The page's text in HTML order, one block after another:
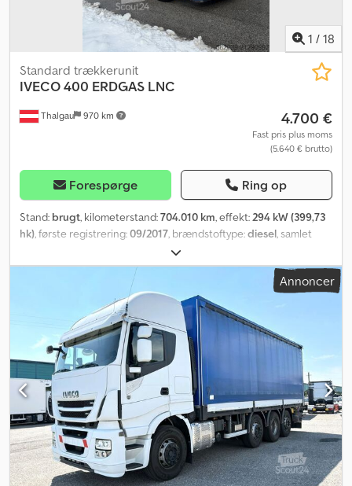
1 / 18
Thalgau 970 km
Standard trækkerunit
IVECO400 ERDGAS LNC
4.700 €
Fast pris plus moms
(5.640 € brutto)
Forespørge Ring op
Stand: brugt, kilometerstand:704.010 km, effekt: 294 kW (399,73
hk) , første registrering:09/2017 , brændstoftype:diesel , samlet
, akslekonfiguration:
09/2025, bremser:retarder, farve:blå, geartype:automatisk,
, Produktionsår:
ABS, har haft
en ulykke, klimaanlæg, parkeringsvarmer
hånd, østrigske papirer, har gearkassefejl, ikke køreklar. Dodsyl D
Uzspfx Ahbjkr
Annoncer